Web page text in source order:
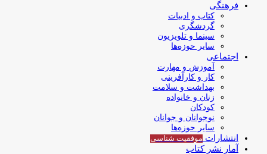
فرهنگی
کتاب و ادبیات
گردشگری
سینما و تلویزیون
سایر حوزه‌ها
اجتماعی
آموزش و مهارت
کار و کارآفرینی
بهداشت و سلامت
زنان و خانواده
کودکان
نوجوانان و جوانان
سایر حوزه‌ها
انتشارات موفقیت‌ شناسی
آمار نشر کتاب